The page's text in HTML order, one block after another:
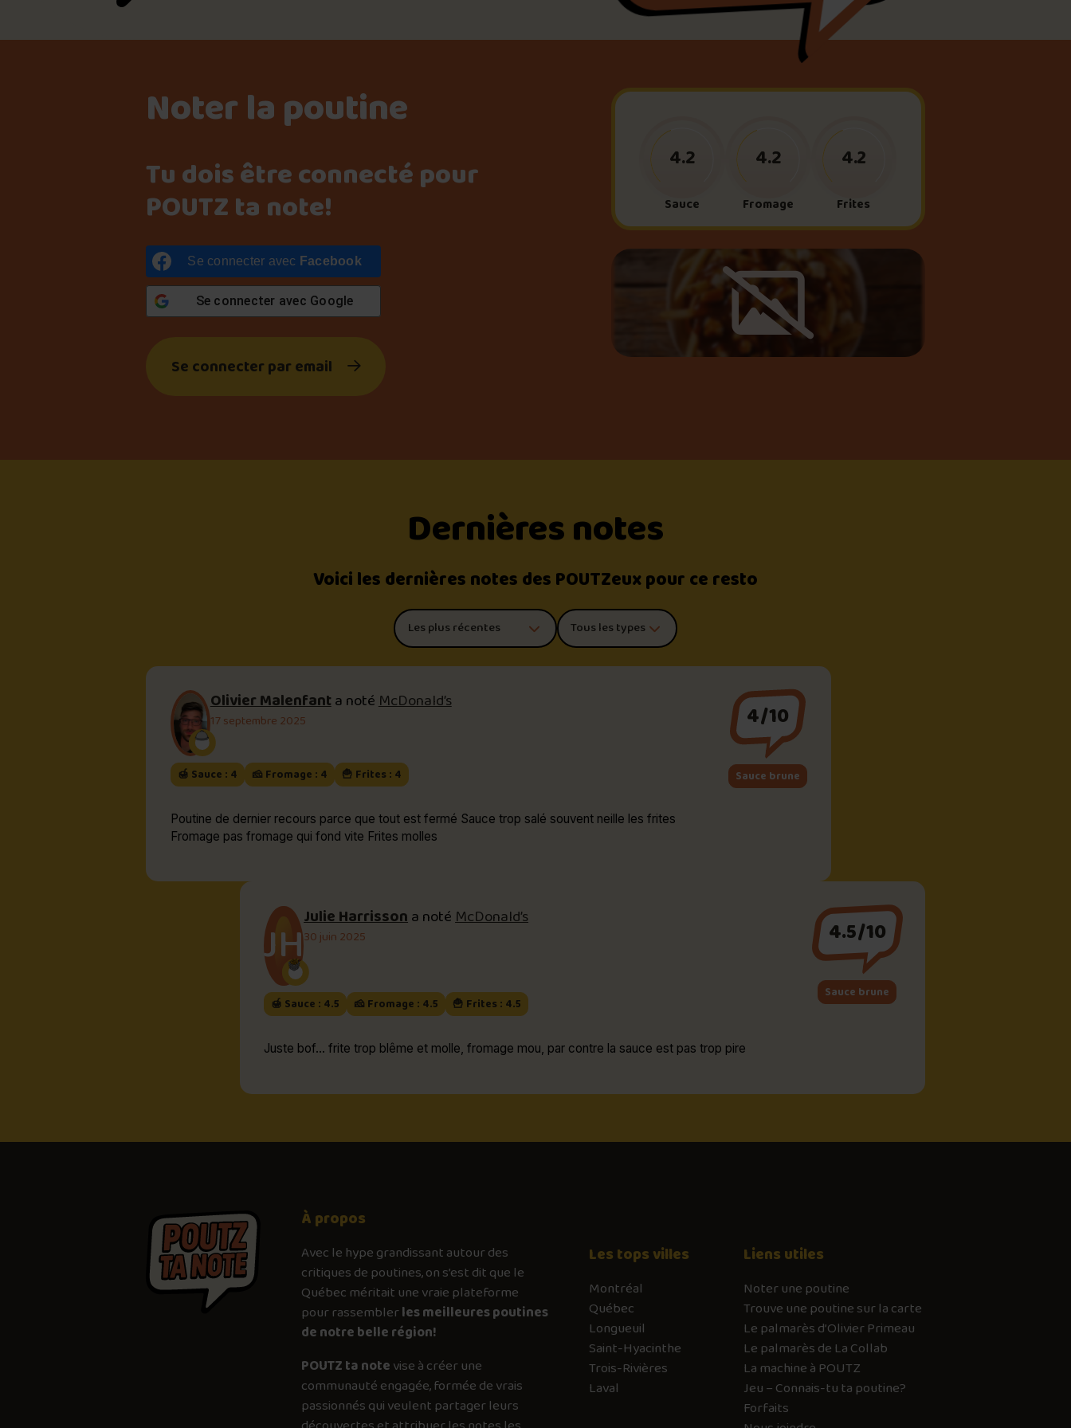
Le palmarès d’Olivier Primeau
Foire aux questions
Noter la poutine
Tu dois être connecté pour
POUTZ ta note!
Se connecter avec Facebook
Se connecter avec Google
Se connecter par email
Sauce
4.2
Fromage
4.2
Frites
4.2
Dernières notes
Voici les dernières notes des POUTZeux pour ce resto
Trier les commentaires
Filtrer par type de poutine
Olivier Malenfanta notéMcDonald’s
17 septembre 2025
🍯 Sauce : 4 🧀 Fromage : 4 🍟 Frites : 4
4/10
Sauce brune
Poutine de dernier recours parce que tout est fermé Sauce trop salé souvent neille les frites
Fromage pas fromage qui fond vite Frites molles
JHJulie Harrissona notéMcDonald’s
30 juin 2025
🍯 Sauce : 4.5 🧀 Fromage : 4.5 🍟 Frites : 4.5
4.5/10
Sauce brune
Juste bof... frite trop blême et molle, fromage mou, par contre la sauce est pas trop pire
À propos
Avec lehypegrandissant autour des
critiques de poutines, on s’est dit que le
Québec méritait une vraie plateforme
pour rassemblerles meilleures poutines
de notre belle région!
POUTZ ta notevise à créer une
communauté engagée, formée de vrais
passionnés qui veulent partager leurs
Les tops villes
Montréal
Québec
Longueuil
Saint-Hyacinthe
Trois-Rivières
Laval
Liens utiles
Noter une poutine
Trouve une poutine sur la carte
Le palmarès d’Olivier Primeau
Le palmarès de La Collab
La machine à POUTZ
Jeu – Connais-tu ta poutine?
Forfaits